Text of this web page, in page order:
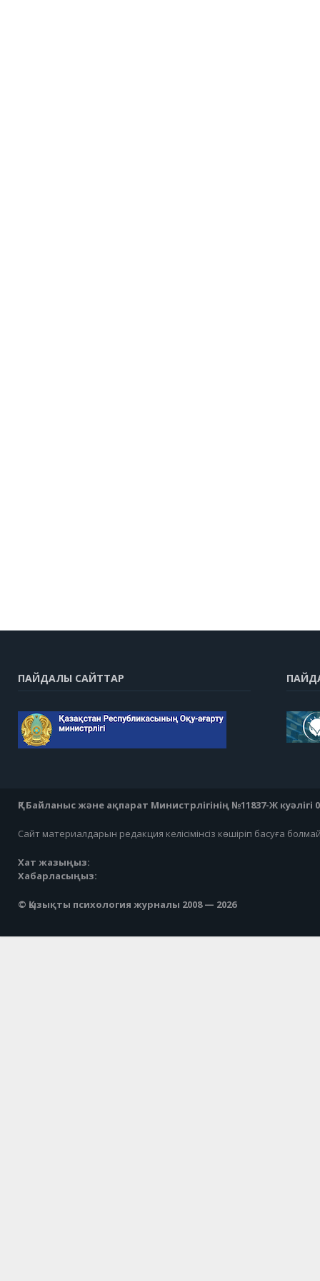
ПАЙДАЛЫ САЙТТАР
ҚР Байланыс және ақпарат Министрлігінің №11837-Ж куәлігі
Сайт материалдарын редакция келісімінсіз көшіріп басуға
Хат жазыңыз:
Хабарласыңыз:
© Қызықты психология журналы 2008 — 2026